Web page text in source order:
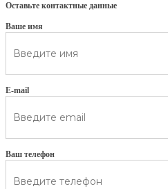
Оставьте контактные данные
Ваше имя
E-mail
Ваш телефон